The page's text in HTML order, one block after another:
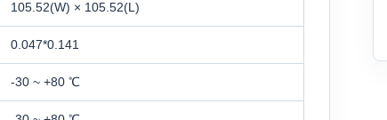
105.52(W) × 105.52(L)
0.047*0.141
-30 ~ +80 ℃